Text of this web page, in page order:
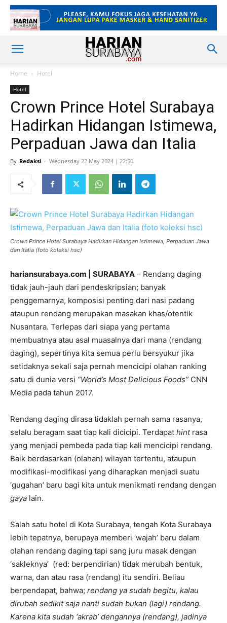
Home Hotel
Hotel
Crown Prince Hotel Surabaya
Hadirkan Hidangan Istimewa,
Perpaduan Jawa dan Italia
By Redaksi - Wednesday 22 May 2024 | 22:50
Crown Prince Hotel Surabaya Hadirkan Hidangan Istimewa, Perpaduan Jawa
dan Italia (foto koleksi hsc)
hariansurabaya.com | SURABAYA – Rendang daging
tidak jauh-jauh dari pendeskripsian; banyak
penggemarnya, komposisi penting dari nasi padang
ataupun rendang merupakan masakan khas/otentik
Nusantara. Terlepas dari siapa yang pertama
membuatnya atau asal muasalnya dari mana (rendang
daging), sepertinya kita semua perlu bersyukur jika
setidaknya sekali saja pernah mencicipi olahan ranking
satu di dunia versi “World’s Most Delicious Foods” CNN
Media pada tahun 2017.
Rendang daging dirasa tidaklah pernah sama rasanya,
selalu beragam saat tiap kali dicicipi. Terdapat hint rasa
yang menjadi pembeda pada tiap kali mencicipi rendang.
Baik berdasarkan (olahan) wilayah tertentu, ataupun
modifikasi-modifikasi yang diharapkan menjadi suatu
‘gugahan’ baru bagi kita untuk menikmati rendang dengan
gaya lain.
Salah satu hotel di Kota Surabaya, tengah Kota Surabaya
lebih tepatnya, berupaya memberi ‘wajah’ baru dalam
olahan rendang daging tapi sang juru masak dengan
‘sakleknya’ (red: berpendirian) tidak merubah bentuk,
warna, dan atau rasa (rendang) itu sendiri. Beliau
berpendapat, bahwa; rendang ya sudah begitu, kalau
dirubah sedikit saja nanti sudah bukan (lagi) rendang.
Karena kita sudah ‘akrab’ dengannya (rendang), jadinya